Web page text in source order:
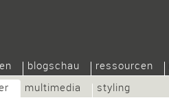
multimedia styling
blogschau ressourcen